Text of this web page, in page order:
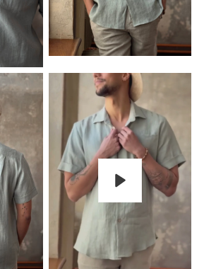
Pelaa